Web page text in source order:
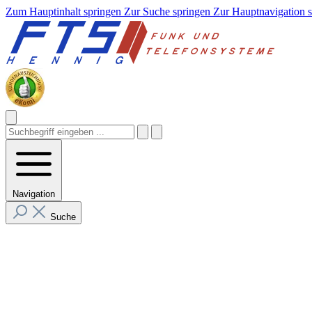
Zum Hauptinhalt springen Zur Suche springen Zur Hauptnavigation
Navigation
Suche